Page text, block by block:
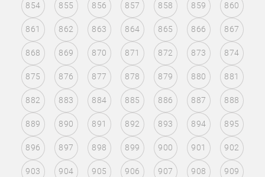
854 855 856 857 858 859 860
861 862 863 864 865 866 867
868 869 870 871 872 873 874
875 876 877 878 879 880 881
882 883 884 885 886 887 888
889 890 891 892 893 894 895
896 897 898 899 900 901 902
903 904 905 906 907 908 909